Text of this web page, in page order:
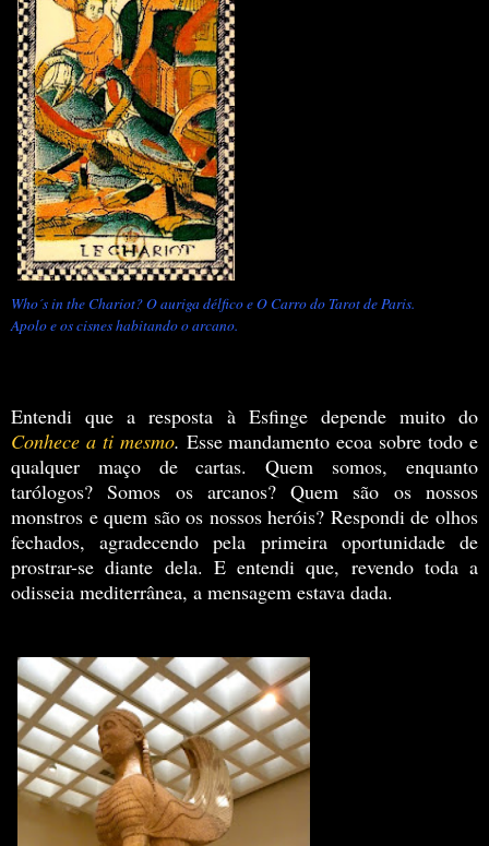
Who´s in the Chariot? O auriga délfico e O Carro do Tarot de Paris.
Apolo e os cisnes habitando o arcano.
Entendi que a resposta à Esfinge depende muito do
Conhece a ti mesmo. Esse mandamento ecoa sobre todo e
qualquer maço de cartas. Quem somos, enquanto
tarólogos? Somos os arcanos? Quem são os nossos
monstros e quem são os nossos heróis? Respondi de olhos
fechados, agradecendo pela primeira oportunidade de
prostrar-se diante dela. E entendi que, revendo toda a
odisseia mediterrânea, a mensagem estava dada.